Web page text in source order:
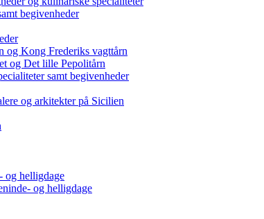
begivenheder
og Kong Frederiks vagttårn
og Det lille Pepolitårn
samt begivenheder
og arkitekter på Sicilien
og helligdage
og helligdage